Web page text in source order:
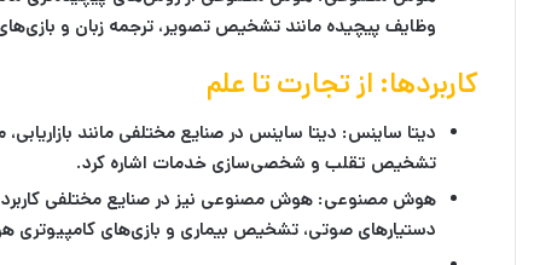
وظایف پیچیده مانند تشخیص تصویر، ترجمه زبان و
کاربردها: از تجارت تا علم
دیتا ساینس: دیتا ساینس در صنایع مختلفی مانند
تشخیص تقلب و شخصی‌سازی خدمات اشاره کرد.
هوش مصنوعی: هوش مصنوعی نیز در صنایع مختلفی
دستیارهای صوتی، تشخیص بیماری و بازی‌های کامپیوتری